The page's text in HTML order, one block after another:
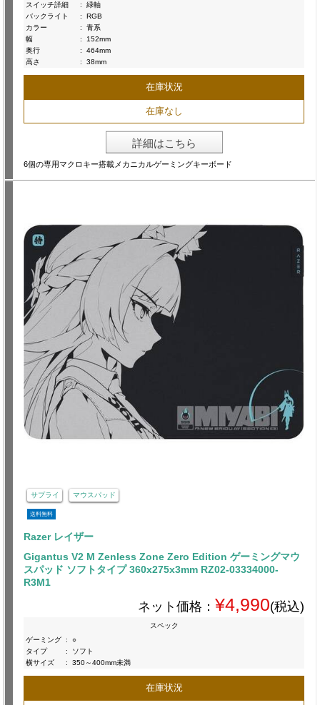
スイッチ詳細
:
緑軸
バックライト
:
RGB
カラー
:
青系
幅
:
152mm
奥行
:
464mm
高さ
: 38mm
在庫状況
在庫なし
詳細はこちら
6個の専用マクロキー搭載メカニカルゲーミングキーボード
サプライ マウスパッド
送料無料
Razer レイザー
Gigantus V2 M Zenless Zone Zero Edition ゲーミングマウ
スパッド ソフトタイプ 360x275x3mm RZ02-03334000-
R3M1
ネット価格： ¥4,990(税込)
スペック
ゲーミング :
○
タイプ
:
ソフト
横サイズ
: 350～400mm未満
在庫状況